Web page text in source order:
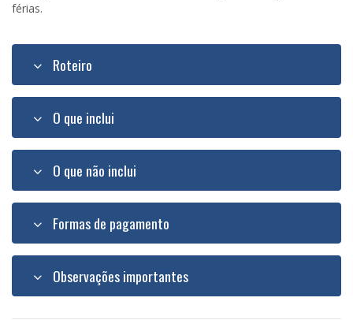
férias.
Roteiro
O que inclui
O que não inclui
Formas de pagamento
Observações importantes